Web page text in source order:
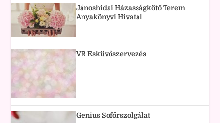
Jánoshidai Házasságkötő Terem
Anyakönyvi Hivatal
VR Esküvőszervezés
Genius Sofőrszolgálat